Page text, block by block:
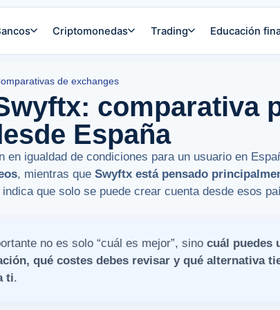
Criptomonedas Trading Educación
de exchanges
comparativa
España
en igualdad de condiciones para un usuario en
, mientras que Swyftx está pensado
que solo se puede crear cuenta desde esos
no es solo “cuál es mejor”, sino cuál puedes
qué costes debes revisar y qué alternativa
ti.